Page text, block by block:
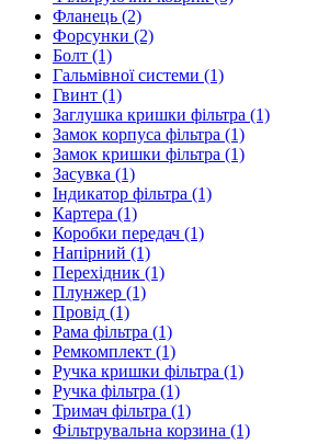
Фланець (2)
Форсунки (2)
Болт (1)
Гальмівної системи (1)
Гвинт (1)
Заглушка кришки фільтра (1)
Замок корпуса фільтра (1)
Замок кришки фільтра (1)
Засувка (1)
Індикатор фільтра (1)
Картера (1)
Коробки передач (1)
Напірний (1)
Перехідник (1)
Плунжер (1)
Провід (1)
Рама фільтра (1)
Ремкомплект (1)
Ручка кришки фільтра (1)
Ручка фільтра (1)
Тримач фільтра (1)
Фільтрувальна корзина (1)